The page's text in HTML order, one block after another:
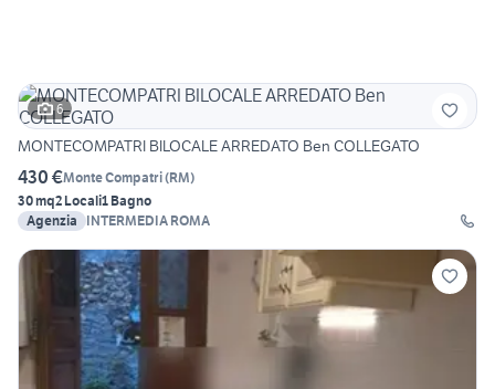
6
MONTECOMPATRI BILOCALE ARREDATO Ben COLLEGATO
430 €Monte Compatri(RM)
30 mq2 Locali1 Bagno
Agenzia
INTERMEDIA ROMA